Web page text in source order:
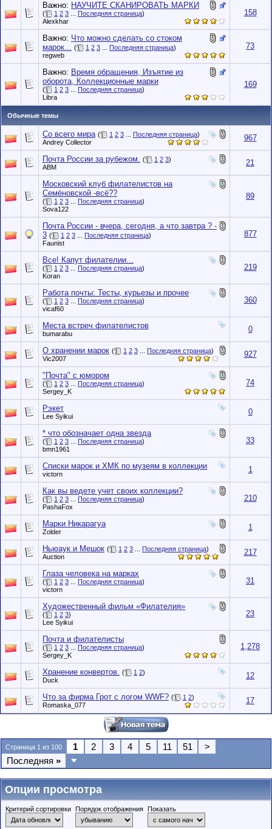
Важно: НАУЧИТЕ СКАНИРОВАТЬ МАРКИ
( 1 2 3 Последняя страница)
Alexkhar
158
Важно: Что можно сделать со стоком
марок... ( 1 2 3 Последняя страница)
regweb
73
Важно: Время обращения, Изъятие из
оборота, Коллекционные марки
( 1 2 3 Последняя страница)
Libra
169
Обычные темы
Со всего мира ( 1 2 3 Последняя страница)
Andrey Collector
967
Почта России за рубежом. ( 1 2 3)
АВМ
21
Московский клуб филателистов на
Семёновской -всё??
( 1 2 3 Последняя страница)
Sova122
89
Почта России - вчера, сегодня, а что завтра ? -
3 ( 1 2 3 Последняя страница)
Faunist
877
Все! Капут филателии...
( 1 2 3 Последняя страница)
Koran
219
Работа почты: Тесты, курьезы и прочее
( 1 2 3 Последняя страница)
vicaf60
360
Места встреч филателистов
bumarabu 0
О хранении марок ( 1 2 3 Последняя страница)
Vic2007
927
"Почта" с юмором
( 1 2 3 Последняя страница)
Sergey_K
74
Рэкет
Lee Syikui 0
* что обозначает одна звезда
( 1 2 3 Последняя страница)
bmn1961
33
Списки марок и ХМК по музеям в коллекции
victorn 1
Как вы ведете учет своих коллекции?
( 1 2 3 Последняя страница)
PashaFox
210
Марки Никарагуа
Zolder 1
Ньюаук и Мешок ( 1 2 3 Последняя страница)
Auction
217
Глаза человека на марках
( 1 2 3 Последняя страница)
victorn
31
Художественный фильм «Филателия»
( 1 2 3)
Lee Syikui
23
Почта и филателисты
( 1 2 3 Последняя страница)
Sergey_K
1,278
Хранение конвертов. ( 1 2)
Duck
12
Что за фирма Грот с логом WWF? ( 1 2)
Romaska_077
17
Страница 1 из 100 1 2 3 4 5 11 51
>
Последняя »
Опции просмотра
Критерий сортировки Порядок отображения Показать